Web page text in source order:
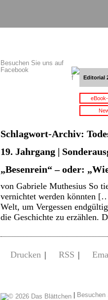
Besuchen Sie uns auf
Facebook
Editorial
Schlagwort-Archiv:
19. Jahrgang |
„Besenrein“ – oder:
von Gabriele Muthesius So
vernichtet werden könnten
Welt, um Vergessen
die Geschichte zu erzählen.
Drucken | RSS |
|